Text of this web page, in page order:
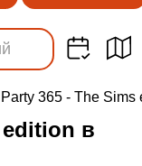
Party 365 - The Sims
edition в